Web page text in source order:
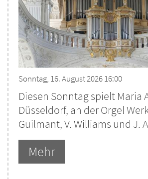
Sonntag, 16. August 2026 16:00
Diesen Sonntag spielt Maria
Düsseldorf, an der Orgel
Guilmant, V. Williams und J.
Mehr